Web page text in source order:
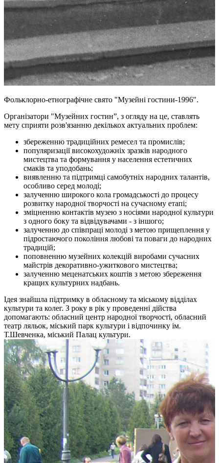
Фольклорно-етнографічне свято "Музейні гостини-1996".
Організатори "Музейних гостин”, з огляду на це, ставлять
мету сприяти розв'язанню декількох актуальних проблем:
збереженню традиційних ремесел та промислів;
популяризації високохудожніх зразків народного
мистецтва та формування у населення естетичних
смаків та уподобань;
виявленню та підтримці самобутніх народних талантів,
особливо серед молоді;
залученню широкого кола громадськості до процесу
розвитку народної творчості на сучасному етапі;
зміцненню контактів музею з носіями народної культури
з одного боку та відвідувачами - з іншого;
залученню до співпраці молоді з метою прищеплення у
підростаючого покоління любові та поваги до народних
традицій;
поповненню музейних колекцій виробами сучасних
майстрів декоративно-ужиткового мистецтва;
залученню меценатських коштів з метою збереження
кращих культурних надбань.
Ідея знайшла підтримку в обласному та міському відділах
культури та колег. З року в рік у проведенні дійства
допомагають: обласний центр народної творчості, обласний
театр ляльок, міський парк культури і відпочинку ім.
Т.Шевченка, міський Палац культури.